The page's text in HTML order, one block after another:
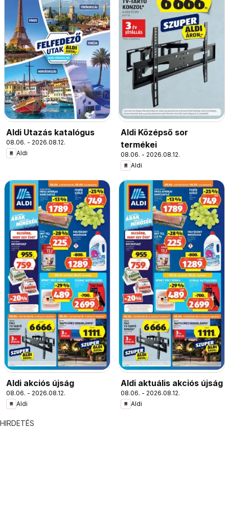
Aldi Utazás katalógus
08.06. - 2026.08.12.
Aldi
Aldi Középső sor
termékei
08.06. - 2026.08.12.
Aldi
Aldi akciós újság
08.06. - 2026.08.12.
Aldi
Aldi aktuális akciós újság
08.06. - 2026.08.12.
Aldi
HIRDETÉS